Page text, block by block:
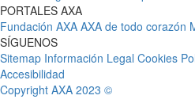
PORTALES AXA
Fundación AXA AXA de todo corazón
SÍGUENOS
Sitemap Información Legal Cookies
Accesibilidad
Copyright AXA 2023 ©